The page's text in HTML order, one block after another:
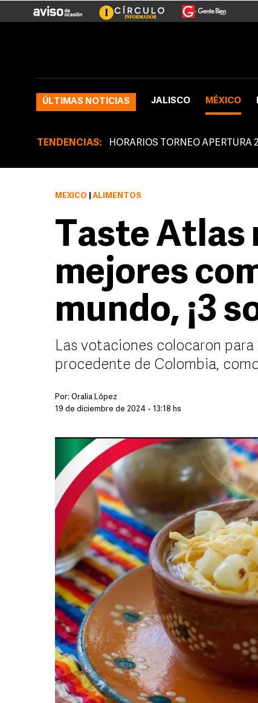
ÚLTIMAS NOTICIAS JALISCO MÉXICO
TENDENCIAS: HORARIOS TORNEO APERTURA
MÉXICO ALIMENTOS
Taste Atlas
mejores
mundo, ¡3
Las votaciones colocaron para
procedente de Colombia,
Por: Oralia López
19 de diciembre de 2024 - 13:18 hs